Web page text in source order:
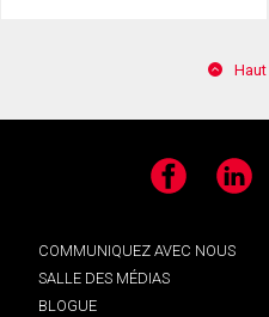
Facebook LinkedIn
COMMUNIQUEZ AVEC NOUS
SALLE DES MÉDIAS
BLOGUE